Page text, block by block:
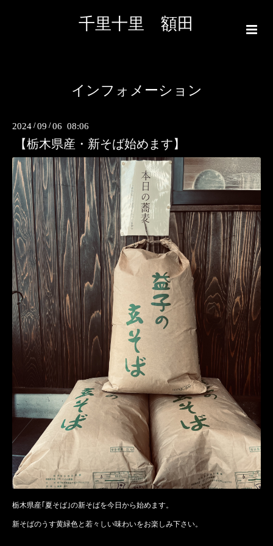
千里十里 額田
インフォメーション
2024 /09 /06 08:06
【栃木県産・新そば始めます】
栃木県産｢夏そば｣の新そばを今日から始めます。
新そばのうす黄緑色と若々しい味わいをお楽しみ下さい。